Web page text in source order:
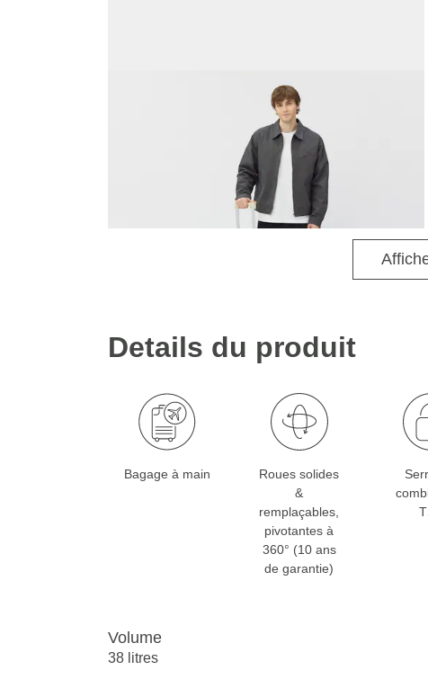
Details du produit
Bagage à main
Roues solides
&
remplaçables,
pivotantes à
360° (10 ans
de garantie)
Volume
38 litres